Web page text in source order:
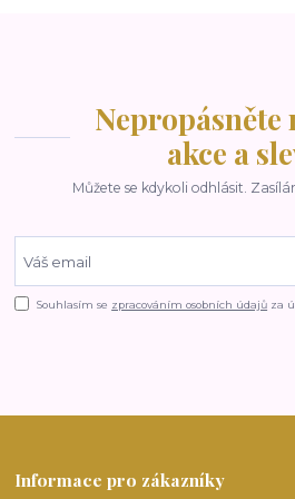
Nepropásněte
akce a
Můžete se kdykoli odhlásit.
Souhlasím se zpracováním osobních údajů za
Informace pro zákazníky